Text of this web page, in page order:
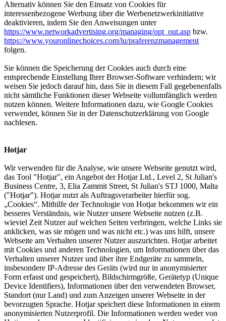
Alternativ können Sie den Einsatz von Cookies für
interessenbezogene Werbung über die Werbenetzwerkinitiative
deaktivieren, indem Sie den Anweisungen unter
https://www.networkadvertising.org/managing/opt_out.asp bzw.
https://www.youronlinechoices.com/lu/praferenzmanagement
folgen.
Sie können die Speicherung der Cookies auch durch eine
entsprechende Einstellung Ihrer Browser-Software verhindern; wir
weisen Sie jedoch darauf hin, dass Sie in diesem Fall gegebenenfalls
nicht sämtliche Funktionen dieser Webseite vollumfänglich werden
nutzen können. Weitere Informationen dazu, wie Google Cookies
verwendet, können Sie in der Datenschutzerklärung von Google
nachlesen.
Hotjar
Wir verwenden für die Analyse, wie unsere Webseite genutzt wird,
das Tool "Hotjar", ein Angebot der Hotjar Ltd., Level 2, St Julian's
Business Centre, 3, Elia Zammit Street, St Julian's STJ 1000, Malta
("Hotjar"). Hotjar nutzt als Auftragsverarbeiter hierfür sog.
„Cookies“. Mithilfe der Technologie von Hotjar bekommen wir ein
besseres Verständnis, wie Nutzer unsere Webseite nutzen (z.B.
wieviel Zeit Nutzer auf welchen Seiten verbringen, welche Links sie
anklicken, was sie mögen und was nicht etc.) was uns hilft, unsere
Webseite am Verhalten unserer Nutzer auszurichten. Hotjar arbeitet
mit Cookies und anderen Technologien, um Informationen über das
Verhalten unserer Nutzer und über ihre Endgeräte zu sammeln,
insbesondere IP-Adresse des Geräts (wird nur in anonymisierter
Form erfasst und gespeichert), Bildschirmgröße, Gerätetyp (Unique
Device Identifiers), Informationen über den verwendeten Browser,
Standort (nur Land) und zum Anzeigen unserer Webseite in der
bevorzugten Sprache. Hotjar speichert diese Informationen in einem
anonymisierten Nutzerprofil. Die Informationen werden weder von